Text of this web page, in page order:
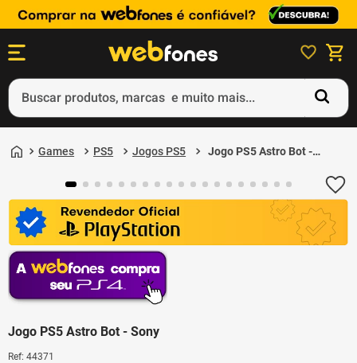
Buscar produtos, marcas e muito mais...
Games PS5 Jogos PS5
Jogo PS5 Astro Bot -
Jogo PS5 Astro Bot - Sony
Ref: 44371
3º
ps4
4º
smartphone
5 º notebook